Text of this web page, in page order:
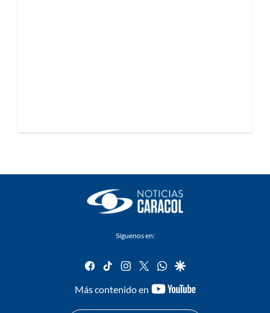
Síguenos en:
facebook
tiktok instagram
twitterwhatsapp
google
Más contenido en
youtube-